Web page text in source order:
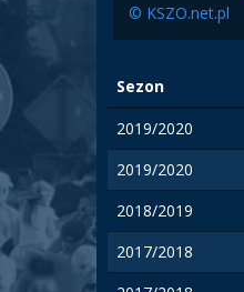
© KSZO.net.pl
Sezon
2019/2020
2019/2020
2018/2019
2017/2018